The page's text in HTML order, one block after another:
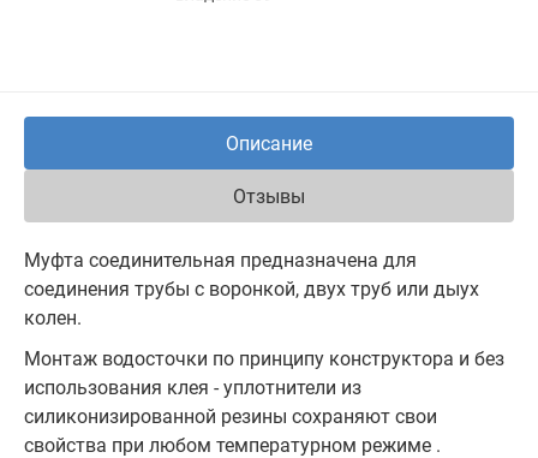
Описание
Отзывы
Муфта соединительная предназначена для
соединения трубы с воронкой, двух труб или дыух
колен.
Монтаж водосточки по принципу конструктора и без
использования клея - уплотнители из
силиконизированной резины сохраняют свои
свойства при любом температурном режиме .